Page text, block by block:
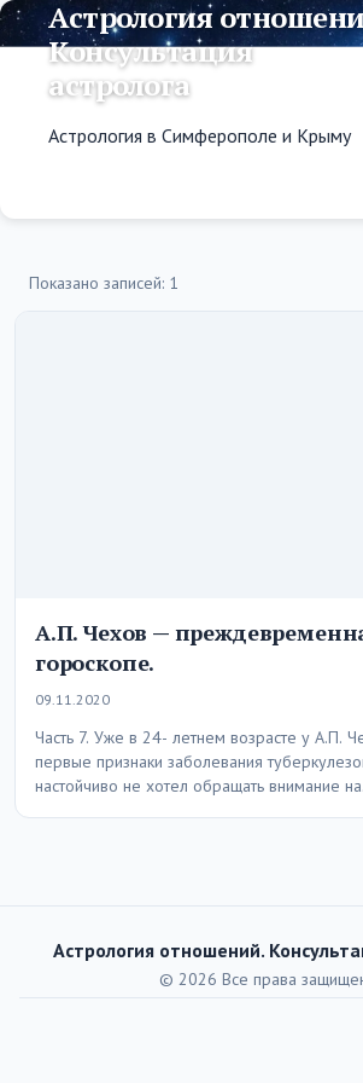
Астрология
Консультация
астролога
Астрология в Симферополе и Крыму
Показано записей: 1
А.П. Чехов —
гороскопе.
09.11.2020
Часть 7. Уже в 24- летнем возрасте у А.П.
первые признаки заболевания
настойчиво не хотел обращать внимание
Астрология отношений.
© 2026 Все права